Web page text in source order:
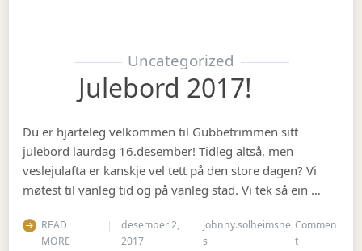
Uncategorized
Julebord 2017!
Du er hjarteleg velkommen til Gubbetrimmen sitt
julebord laurdag 16.desember! Tidleg altså, men
veslejulafta er kanskje vel tett på den store dagen? Vi
møtest til vanleg tid og på vanleg stad. Vi tek så ein …
READ
MORE
desember 2,
2017
johnny.solheimsne
s
Commen
ton Julebord